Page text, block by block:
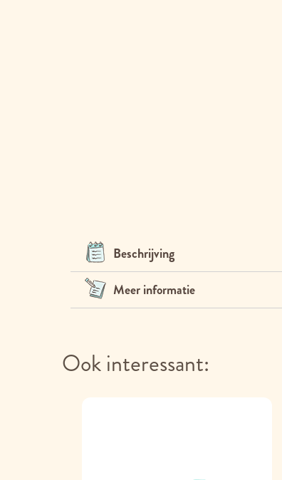
Beschrijving
Meer informatie
Ook interessant: